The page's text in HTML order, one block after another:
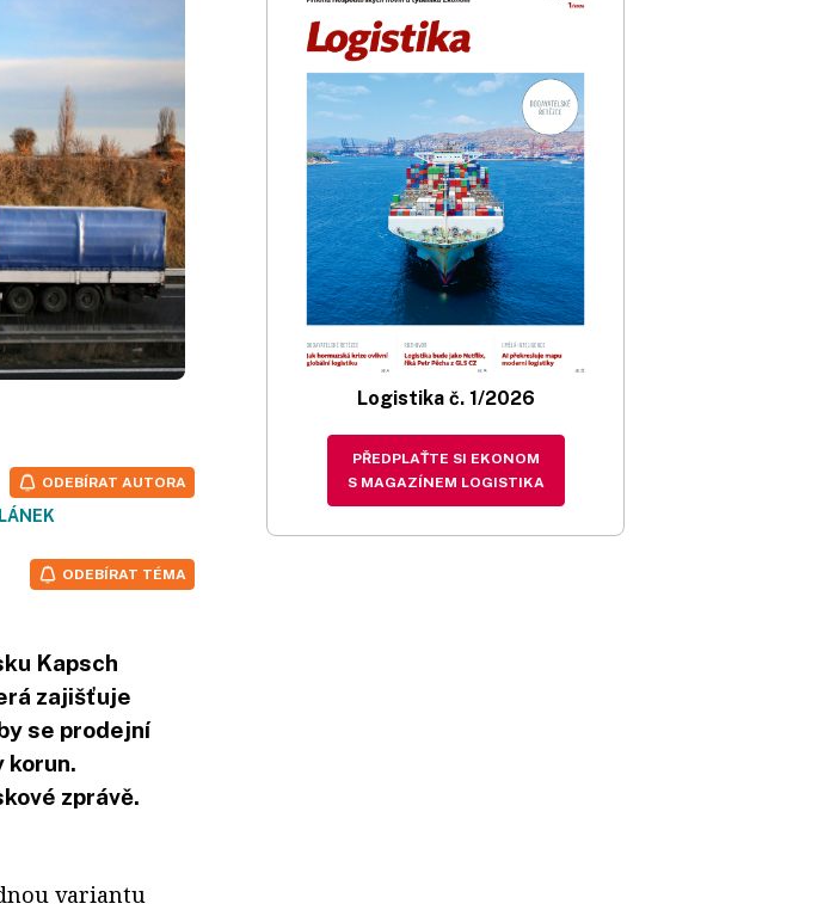
ODEBÍRAT AUTORA
ODEBÍRAT TÉMA
Kapsch
zajišťuje
se prodejní
korun.
zprávě.
variantu
Logistika č. 1/2026
PŘEDPLAŤTE SI EKONOM
S MAGAZÍNEM LOGISTIKA